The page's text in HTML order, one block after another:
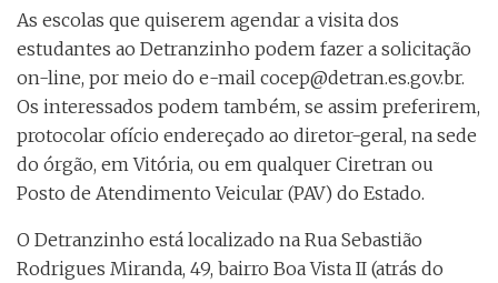
As escolas que quiserem agendar a visita dos
estudantes ao Detranzinho podem fazer a solicitação
on-line, por meio do e-mail cocep@detran.es.gov.br.
Os interessados podem também, se assim preferirem,
protocolar ofício endereçado ao diretor-geral, na sede
do órgão, em Vitória, ou em qualquer Ciretran ou
Posto de Atendimento Veicular (PAV) do Estado.
O Detranzinho está localizado na Rua Sebastião
Rodrigues Miranda, 49, bairro Boa Vista II (atrás do